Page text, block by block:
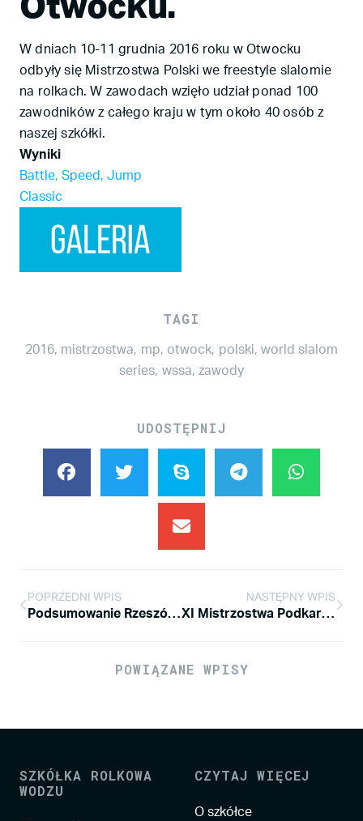
Otwocku.
W dniach 10-11 grudnia 2016 roku w Otwocku
odbyły się Mistrzostwa Polski we freestyle slalomie
na rolkach. W zawodach wzięło udział ponad 100
zawodników z całego kraju w tym około 40 osób z
naszej szkółki.
Wyniki
Battle, Speed, Jump
Classic
TAGI
2016, mistrzostwa, mp, otwock, polski,world slalom
series, wssa, zawody
UDOSTĘPNIJ
POPRZEDNI WPIS
Podsumowanie Rzeszów Slalom Battle 2016
NASTĘPNY WPIS
XI Mistrzostwa Podkarpacia w Jeździe na Rolkach
POWIĄZANE WPISY
SZKÓŁKA ROLKOWA
WODZU
CZYTAJ WIĘCEJ
O szkółce